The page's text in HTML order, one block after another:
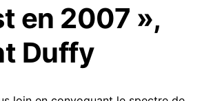
en 2007 »,
Duffy